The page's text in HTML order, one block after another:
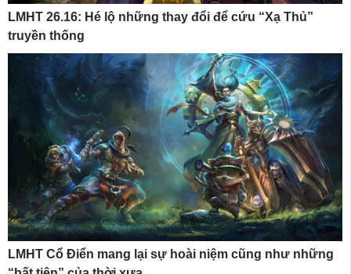
LMHT 26.16: Hé lộ những thay đổi để cứu “Xạ Thủ”
truyền thống
LMHT Cổ Điển mang lại sự hoài niệm cũng như những